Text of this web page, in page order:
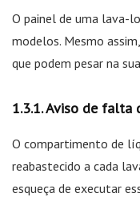
O painel de uma lava-
modelos. Mesmo
que podem pesar na
Aviso de falta
O compartimento de
reabastecido a cada
esqueça de executar